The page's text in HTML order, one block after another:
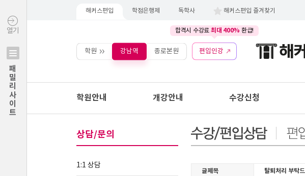
열기
패밀리사이트
해커스편입 학점은행제 독학사 해커스편입 즐겨찾기
합격시 수강료 최대 400% 환급!
학원 강남역 종로본원 편입인강
학원안내 개강안내 수강신청
상담/문의
1:1 상담